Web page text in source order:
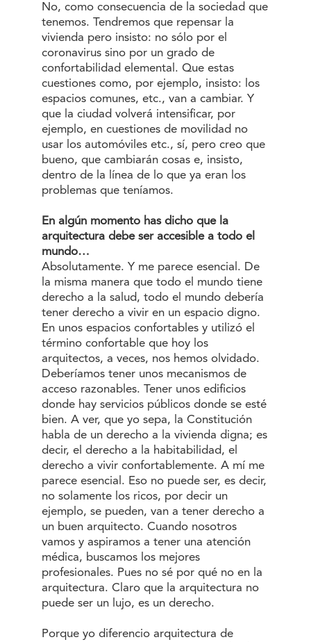
No, como consecuencia de la sociedad que
tenemos. Tendremos que repensar la
vivienda pero insisto: no sólo por el
coronavirus sino por un grado de
confortabilidad elemental. Que estas
cuestiones como, por ejemplo, insisto: los
espacios comunes, etc., van a cambiar. Y
que la ciudad volverá intensificar, por
ejemplo, en cuestiones de movilidad no
usar los automóviles etc., sí, pero creo que
bueno, que cambiarán cosas e, insisto,
dentro de la línea de lo que ya eran los
problemas que teníamos.
En algún momento has dicho que la
arquitectura debe ser accesible a todo el
mundo…
Absolutamente. Y me parece esencial. De
la misma manera que todo el mundo tiene
derecho a la salud, todo el mundo debería
tener derecho a vivir en un espacio digno.
En unos espacios confortables y utilizó el
término confortable que hoy los
arquitectos, a veces, nos hemos olvidado.
Deberíamos tener unos mecanismos de
acceso razonables. Tener unos edificios
donde hay servicios públicos donde se esté
bien. A ver, que yo sepa, la Constitución
habla de un derecho a la vivienda digna; es
decir, el derecho a la habitabilidad, el
derecho a vivir confortablemente. A mí me
parece esencial. Eso no puede ser, es decir,
no solamente los ricos, por decir un
ejemplo, se pueden, van a tener derecho a
un buen arquitecto. Cuando nosotros
vamos y aspiramos a tener una atención
médica, buscamos los mejores
profesionales. Pues no sé por qué no en la
arquitectura. Claro que la arquitectura no
puede ser un lujo, es un derecho.
Porque yo diferencio arquitectura de